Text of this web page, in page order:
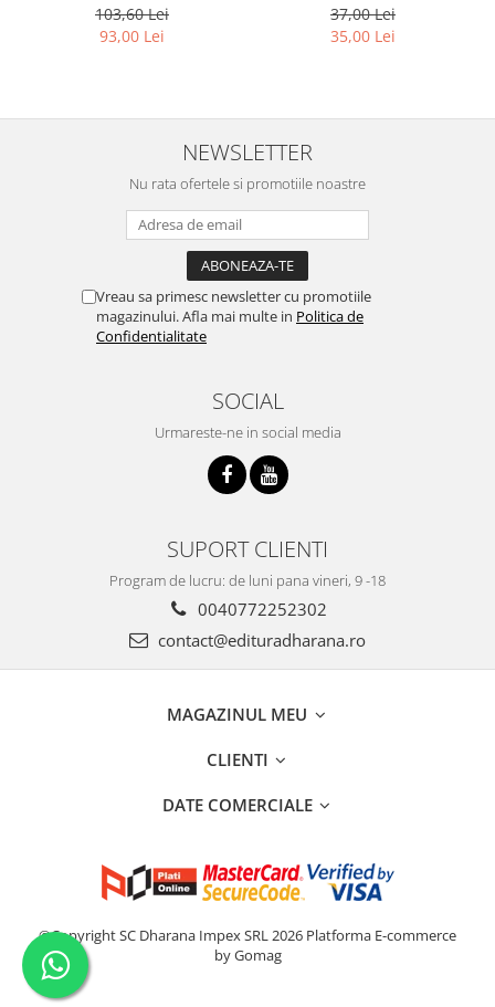
103,60 Lei
93,00 Lei
37,00 Lei
35,00 Lei
NEWSLETTER
Nu rata ofertele si promotiile noastre
Vreau sa primesc newsletter cu promotiile
magazinului. Afla mai multe in Politica de
Confidentialitate
SOCIAL
Urmareste-ne in social media
SUPORT CLIENTI
Program de lucru: de luni pana vineri, 9 -18
0040772252302
contact@edituradharana.ro
MAGAZINUL MEU
CLIENTI
DATE COMERCIALE
©Copyright SC Dharana Impex SRL 2026 Platforma E-commerce
by Gomag